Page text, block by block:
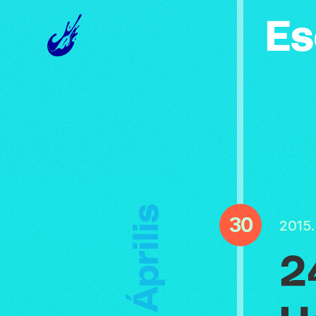
Április 30